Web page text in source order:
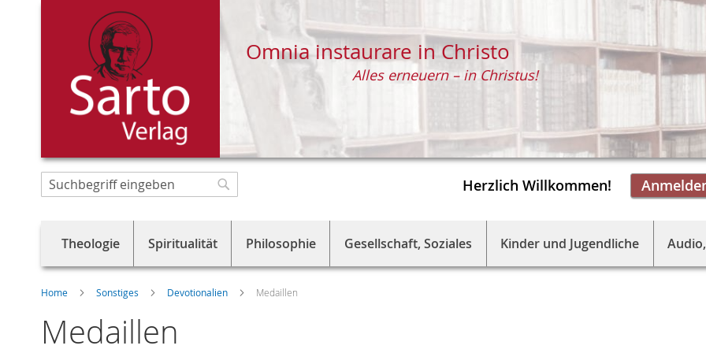
Direkt
zum
Herzlich Willkommen!
Omnia instaurare in Christo
Alles erneuern – in Christus!
Suche
Theologie Spiritualität Philosophie Gesellschaft, Soziales Kinder und Jugendliche
Home Sonstiges Devotionalien Medaillen
Medaillen